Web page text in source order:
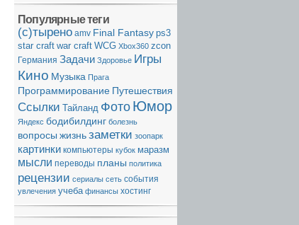
Популярные теги
(с)тырено amv Final Fantasy ps3
star craft war craft WCG Xbox360 zcon
Германия Задачи Здоровье Игры
Кино Музыка Прага
Программирование Путешествия
Ссылки Тайланд Фото Юмор
Яндекс бодибилдинг болезнь
вопросы жизньзаметки зоопарк
картинки компьютеры кубок маразм
мысли переводы планы политика
рецензии сериалы сеть события
увлечения учеба финансы хостинг